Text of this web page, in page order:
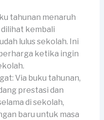
tahunan menaruh
kembali
lulus sekolah. Ini
ketika ingin
Via buku tahunan,
prestasi dan
di sekolah,
baru untuk masa